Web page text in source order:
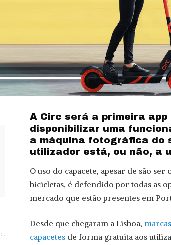
A Circ será a primeira
disponibilizar uma
a máquina fotográfica do
utilizador está, ou não, a
O uso do capacete, apesar de são
bicicletas, é defendido por todas as
mercado que estão presentes em
Desde que chegaram a Lisboa,
capacetes de forma gratuita aos